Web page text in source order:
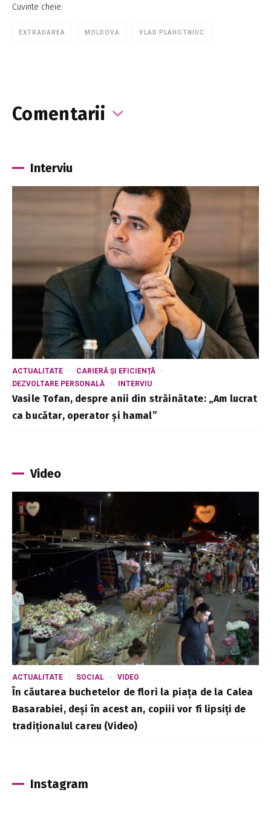
Cuvinte cheie:
EXTRĂDAREA MOLDOVA VLAD PLAHOTNIUC
Comentarii
Interviu
ACTUALITATE
CARIERĂ ȘI EFICIENȚĂ
DEZVOLTARE PERSONALĂ
INTERVIU
Vasile Tofan, despre anii din străinătate: „Am lucrat
ca bucătar, operator și hamal”
Video
ACTUALITATE SOCIAL VIDEO
În căutarea buchetelor de flori la piața de la Calea
Basarabiei, deși în acest an, copiii vor fi lipsiți de
tradiționalul careu (Video)
Instagram